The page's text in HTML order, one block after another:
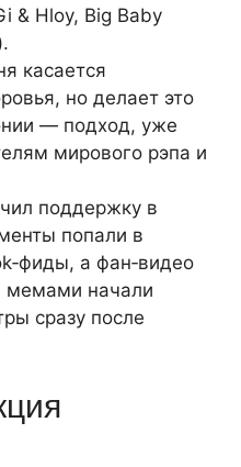
& Hloy, Big Baby
касается
но делает это
— подход, уже
мирового рэпа и
поддержку в
попали в
а фан‑видео
мемами начали
сразу после